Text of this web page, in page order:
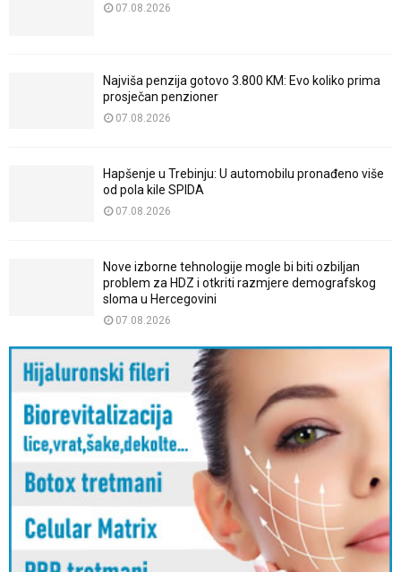
07.08.2026
Najviša penzija gotovo 3.800 KM: Evo koliko prima
prosječan penzioner
07.08.2026
Hapšenje u Trebinju: U automobilu pronađeno više
od pola kile SPIDA
07.08.2026
Nove izborne tehnologije mogle bi biti ozbiljan
problem za HDZ i otkriti razmjere demografskog
sloma u Hercegovini
07.08.2026